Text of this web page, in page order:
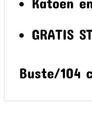
GRATIS
Buste/104